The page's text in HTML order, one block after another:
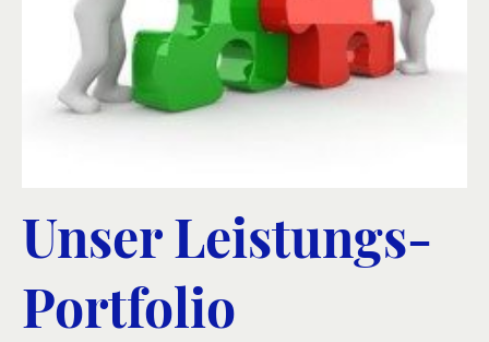
Unser Leistungs-
Portfolio